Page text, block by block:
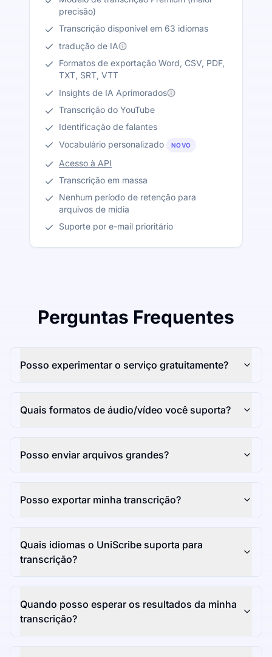
precisão)
Transcrição disponível em 63 idiomas
tradução de IA
Formatos de exportação Word, CSV, PDF,
TXT, SRT, VTT
Insights de IA Aprimorados
Transcrição do YouTube
Identificação de falantes
Vocabulário personalizado
NOVO
Acesso à API
Transcrição em massa
Nenhum período de retenção para
arquivos de mídia
Suporte por e-mail prioritário
Perguntas Frequentes
Posso experimentar o serviço gratuitamente?
Quais formatos de áudio/vídeo você suporta?
Posso enviar arquivos grandes?
Posso exportar minha transcrição?
Quais idiomas o UniScribe suporta para
transcrição?
Quando posso esperar os resultados da minha
transcrição?